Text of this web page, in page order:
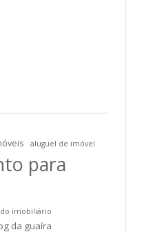
aluguel de imóvel
para
imobiliário
da guaíra